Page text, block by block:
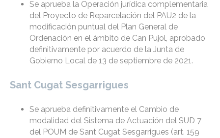
Se aprueba la Operación jurídica complementaria
del Proyecto de Reparcelación del PAU2 de la
modificación puntual del Plan General de
Ordenación en el ámbito de Can Pujol, aprobado
definitivamente por acuerdo de la Junta de
Gobierno Local de 13 de septiembre de 2021.
Sant Cugat Sesgarrigues
Se aprueba definitivamente el Cambio de
modalidad del Sistema de Actuación del SUD 7
del POUM de Sant Cugat Sesgarrigues (art. 159